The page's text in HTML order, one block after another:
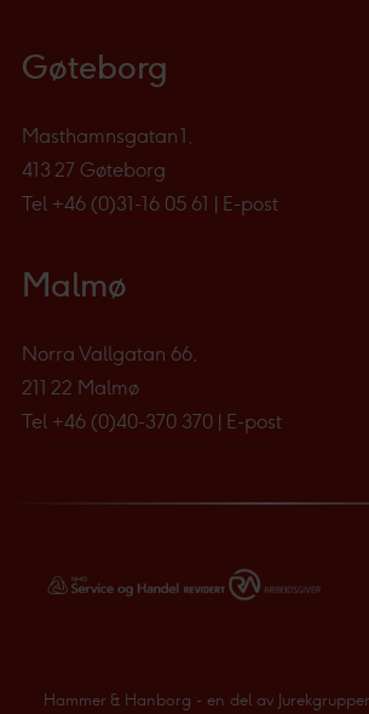
Gøteborg
Masthamnsgatan 1,
413 27 Gøteborg
Tel +46 (0)31-16 05 61 | E-post
Malmø
Norra Vallgatan 66,
211 22 Malmø
Tel +46 (0)40-370 370 | E-post
Hammer & Hanborg - en del av